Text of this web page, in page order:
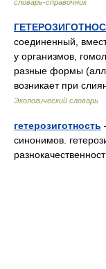
словарь-справочник
соединенный,
у организмов,
разные формы
возникает при
Экологический словарь
гетерозиготность
синонимов.